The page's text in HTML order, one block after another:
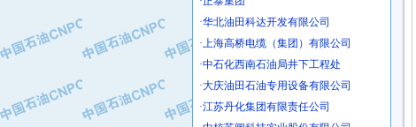
·华北油田科达开发有限公司
·上海高桥电缆（集团）有限公司
·中石化西南石油局井下工程处
·大庆油田石油专用设备有限公司
·江苏丹化集团有限责任公司
·中核苏阀科技实业股份有限公司